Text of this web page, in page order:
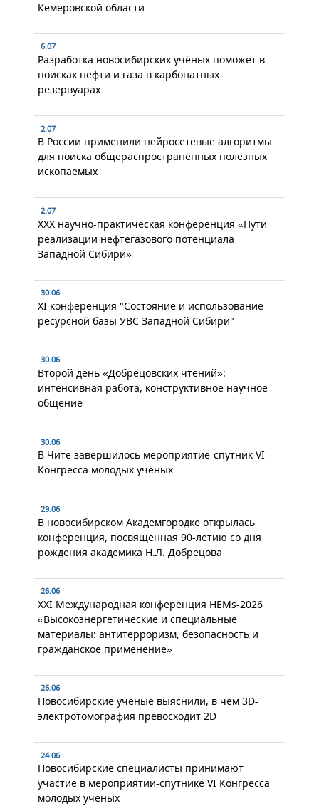
Кемеровской области
6.07
Разработка новосибирских учёных поможет в
поисках нефти и газа в карбонатных
резервуарах
2.07
В России применили нейросетевые алгоритмы
для поиска общераспространённых полезных
ископаемых
2.07
XXX научно-практическая конференция «Пути
реализации нефтегазового потенциала
Западной Сибири»
30.06
XI конференция "Состояние и использование
ресурсной базы УВС Западной Сибири"
30.06
Второй день «Добрецовских чтений»:
интенсивная работа, конструктивное научное
общение
30.06
В Чите завершилось мероприятие-спутник VI
Конгресса молодых учёных
29.06
В новосибирском Академгородке открылась
конференция, посвящённая 90-летию со дня
рождения академика Н.Л. Добрецова
26.06
XXI Международная конференция HEMs-2026
«Высокоэнергетические и специальные
материалы: антитерроризм, безопасность и
гражданское применение»
26.06
Новосибирские ученые выяснили, в чем 3D-
электротомография превосходит 2D
24.06
Новосибирские специалисты принимают
участие в мероприятии-спутнике VI Конгресса
молодых учёных